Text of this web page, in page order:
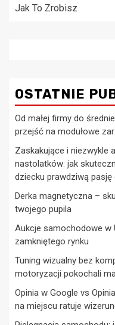
Jak To Zrobisz
OSTATNIE
Od małej firmy do
przejść na modułowe
Zaskakujące i niezwykle
nastolatków: jak
dziecku prawdziwą pasję
Derka magnetyczna –
twojego pupila
Aukcje samochodowe w
zamkniętego rynku
Tuning wizualny bez
motoryzacji pokochali
Opinia w Google vs
na miejscu ratuje